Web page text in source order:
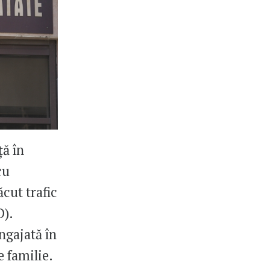
în
trafic
în
familie.